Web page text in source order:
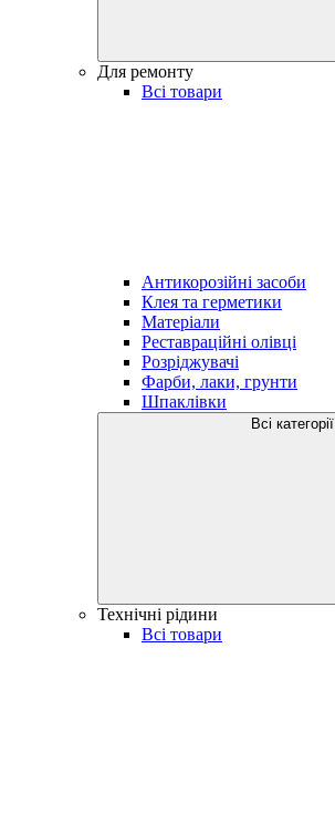
Для ремонту
Всі товари
Антикорозійні засоби
Клея та герметики
Матеріали
Реставраційні олівці
Розріджувачі
Фарби, лаки, грунти
Шпаклівки
Всі категорії
Технічні рідини
Всі товари